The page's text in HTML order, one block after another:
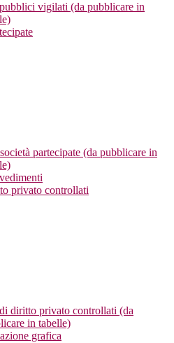
vigilati (da pubblicare in
partecipate (da pubblicare in
privato controllati
diritto privato controllati (da
in tabelle)
grafica